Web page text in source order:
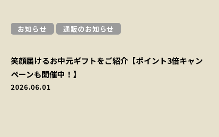
お知らせ 通販のお知らせ
笑顔届けるお中元ギフトをご紹介【ポイント3倍キャン
ペーンも開催中！】
2026.06.01